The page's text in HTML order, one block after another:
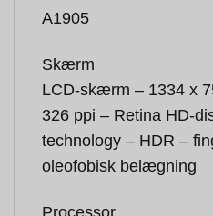
A1905
Skærm
LCD-skærm – 1334 x
326 ppi – Retina HD-
technology – HDR –
oleofobisk belægning
Processor